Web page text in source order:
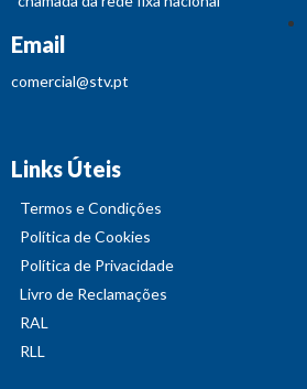
Email
comercial@stv.pt
Links Úteis
Termos e Condições
Política de Cookies
Política de Privacidade
Livro de Reclamações
RAL
RLL